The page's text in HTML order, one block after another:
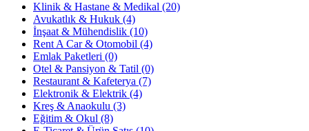
Klinik & Hastane & Medikal (20)
Avukatlık & Hukuk (4)
İnşaat & Mühendislik (10)
Rent A Car & Otomobil (4)
Emlak Paketleri (0)
Otel & Pansiyon & Tatil (0)
Restaurant & Kafeterya (7)
Elektronik & Elektrik (4)
Kreş & Anaokulu (3)
Eğitim & Okul (8)